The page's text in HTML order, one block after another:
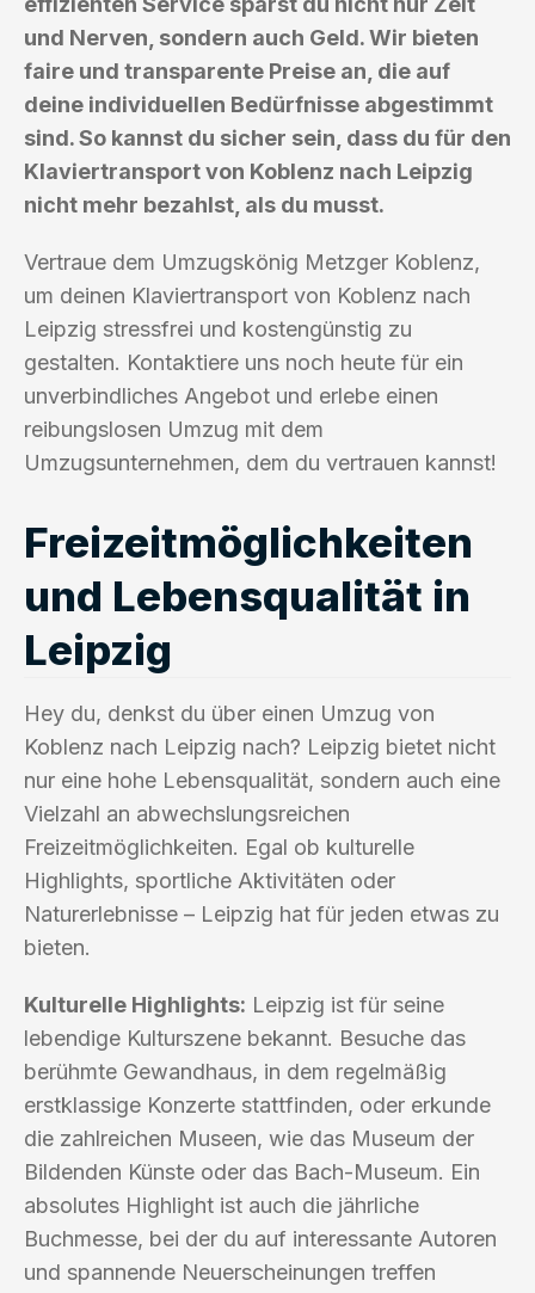
und Nerven, sondern auch Geld. Wir bieten
faire und transparente Preise an, die auf
deine individuellen Bedürfnisse abgestimmt
sind. So kannst du sicher sein, dass du für den
Klaviertransport von Koblenz nach Leipzig
nicht mehr bezahlst, als du musst.
Vertraue dem Umzugskönig Metzger Koblenz,
um deinen Klaviertransport von Koblenz nach
Leipzig stressfrei und kostengünstig zu
gestalten. Kontaktiere uns noch heute für ein
unverbindliches Angebot und erlebe einen
reibungslosen Umzug mit dem
Umzugsunternehmen, dem du vertrauen kannst!
Freizeitmöglichkeiten
und Lebensqualität in
Leipzig
Hey du, denkst du über einen Umzug von
Koblenz nach Leipzig nach? Leipzig bietet nicht
nur eine hohe Lebensqualität, sondern auch eine
Vielzahl an abwechslungsreichen
Freizeitmöglichkeiten. Egal ob kulturelle
Highlights, sportliche Aktivitäten oder
Naturerlebnisse – Leipzig hat für jeden etwas zu
bieten.
Kulturelle Highlights: Leipzig ist für seine
lebendige Kulturszene bekannt. Besuche das
berühmte Gewandhaus, in dem regelmäßig
erstklassige Konzerte stattfinden, oder erkunde
die zahlreichen Museen, wie das Museum der
Bildenden Künste oder das Bach-Museum. Ein
absolutes Highlight ist auch die jährliche
Buchmesse, bei der du auf interessante Autoren
und spannende Neuerscheinungen treffen